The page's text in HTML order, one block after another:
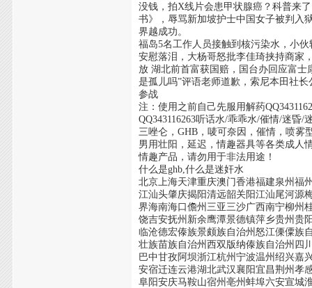
没钱，拍X线片会患甲状腺癌？科普来
书》，辱骂新加坡护士中国女子被判入
界越成功。
福岛5名工作人员接触到核污染水，小
安慰落泪，大杨哥怒批李佳琦挟持商家
放 湖北前首富获国赔，国台办回应富
是孤儿吗”评语老师道歉，索尼本田社
参战
注：使用之前自己先服用解药
QQ343116263听话水/乖乖水/催情/迷昏
三唑仑，GHB，唛可奈因，催情，喷雾
男用壮阳，延迟，情趣器具等各类成人
情趣产品，请勿用于非法用途！
什么是ghb,什么是迷奸水
北京上海天津重庆澳门香港福建泉州福
江汕头肇庆揭阳清远韶关阳江汕尾河源
界海南海口儋州三亚三沙广西南宁柳州
饶吉安抚州新余鹰潭景德镇萍乡贵州贵
临沧德宏傣族景颇族自治州怒江傈僳族
壮族苗族自治州西双版纳傣族自治州四
巴中甘孜阿坝浙江杭州宁波温州绍兴嘉
安宿迁连云港湖北武汉襄阳宜昌荆州孝
阜阳安庆马鞍山宿州亳州蚌埠六安宣城